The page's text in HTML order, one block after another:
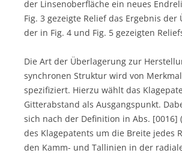
der Linsenoberfläche ein neues
Fig. 3 gezeigte Relief das Ergebnis der
der in Fig. 4 und Fig. 5 gezeigten
Die Art der Überlagerung zur
synchronen Struktur wird von
spezifiziert. Hierzu wählt das
Gitterabstand als Ausgangspunkt.
sich nach der Definition in Abs. [0016]
des Klagepatents um die Breite jedes
den Kamm- und Tallinien in der